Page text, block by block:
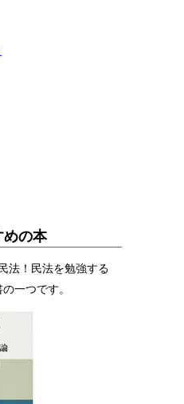
めの本
法！民法を勉強する
一つです。